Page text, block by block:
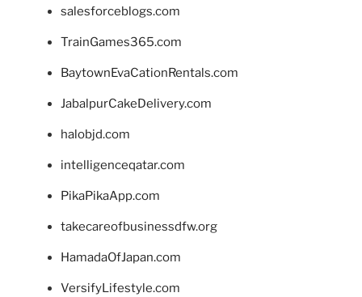
salesforceblogs.com
TrainGames365.com
BaytownEvaCationRentals.com
JabalpurCakeDelivery.com
halobjd.com
intelligenceqatar.com
PikaPikaApp.com
takecareofbusinessdfw.org
HamadaOfJapan.com
VersifyLifestyle.com